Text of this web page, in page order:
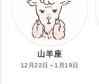
山羊座
12月22日～1月19日